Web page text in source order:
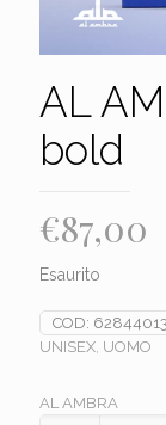
AL
bold
€87,00
Esaurito
COD:
UNISEX, UOMO
AL AMBRA